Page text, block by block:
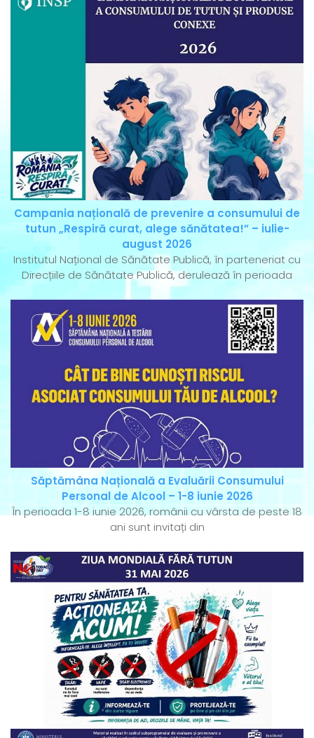
Campania națională de prevenire a consumului de
tutun „Respiră curat, alege sănătatea!” – iulie-
august 2026
Institutul Național de Sănătate Publică, în parteneriat cu
Direcțiile de Sănătate Publică, derulează în perioada
Săptămâna Națională a Evaluării Consumului
Personal de Alcool – 1-8 iunie 2026
În perioada 1-8 iunie 2026, românii cu vârsta de peste 18
ani sunt invitați din